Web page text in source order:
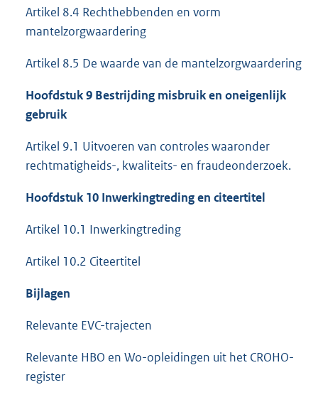
Artikel 8.4 Rechthebbenden en vorm
mantelzorgwaardering
Artikel 8.5 De waarde van de mantelzorgwaardering
Hoofdstuk 9 Bestrijding misbruik en oneigenlijk
gebruik
Artikel 9.1 Uitvoeren van controles waaronder
rechtmatigheids-, kwaliteits- en fraudeonderzoek.
Hoofdstuk 10 Inwerkingtreding en citeertitel
Artikel 10.1 Inwerkingtreding
Artikel 10.2 Citeertitel
Bijlagen
Relevante EVC-trajecten
Relevante HBO en Wo-opleidingen uit het CROHO-
register